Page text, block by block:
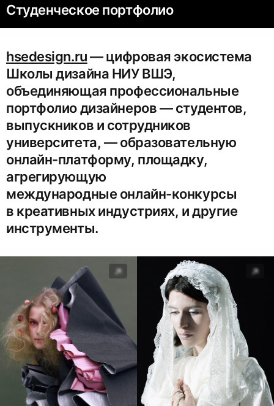
Студенческое портфолио
hsedesign.ru— цифровая экосистема
Школы дизайна НИУ ВШЭ,
объединяющая профессиональные
портфолио дизайнеров — студентов,
выпускников и сотрудников
университета, — образовательную
онлайн-платформу, площадку,
агрегирующую
международные онлайн-конкурсы
в креативных индустриях, и другие
инструменты.